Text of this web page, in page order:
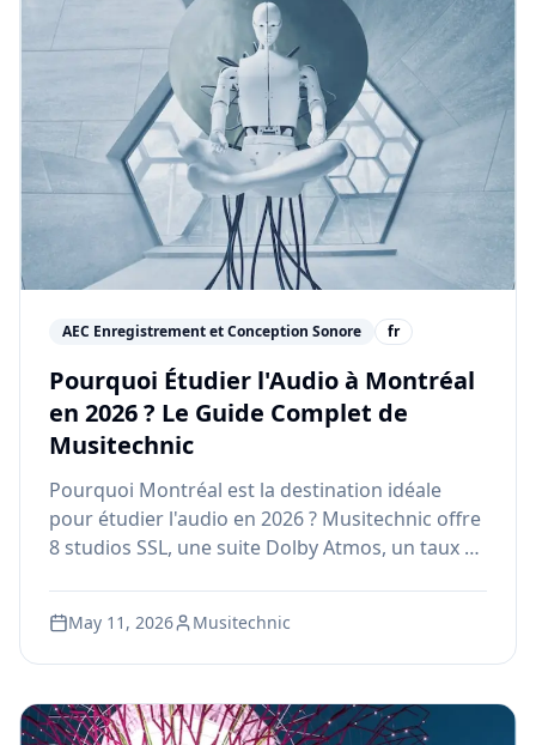
AEC Enregistrement et Conception Sonore fr
Pourquoi Étudier l'Audio à Montréal
en 2026 ? Le Guide Complet de
Musitechnic
Pourquoi Montréal est la destination idéale
pour étudier l'audio en 2026 ? Musitechnic offre
8 studios SSL, une suite Dolby Atmos, un taux de
May 11, 2026 Musitechnic